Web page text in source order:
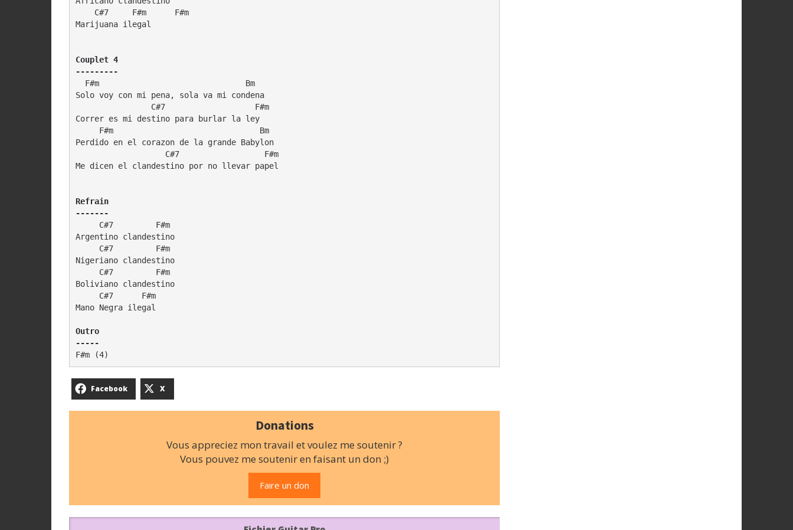
    C#7     F#m      F#m
Marijuana ilegal
Couplet 4
---------
  F#m                               Bm
Solo voy con mi pena, sola va mi condena
                C#7                   F#m
Correr es mi destino para burlar la ley
     F#m                               Bm
Perdido en el corazon de la grande Babylon
                   C#7                  F#m
Me dicen el clandestino por no llevar papel
Refrain
-------
     C#7         F#m
Argentino clandestino
     C#7         F#m
Nigeriano clandestino
     C#7         F#m
Boliviano clandestino
     C#7      F#m
Mano Negra ilegal
Outro
-----
Facebook X
Donations
Vous appreciez mon travail et voulez me soutenir ?
Vous pouvez me soutenir en faisant un don ;)
Faire un don